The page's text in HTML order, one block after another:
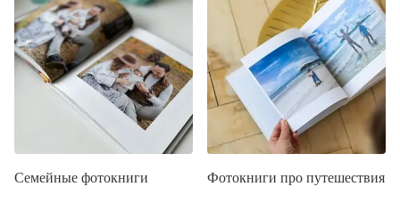
Семейные фотокниги Фотокниги про путешествия